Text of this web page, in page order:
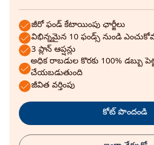
జీరో ఫండ్ కేటాయింపు ఛార్జీలు
విభిన్నమైన 10 ఫండ్స్ నుండి
3 ప్లాన్ ఆప్షన్లు
అధిక రాబడుల కొరకు 100% డబ్బు
చేయబడుతుంది
జీవిత వర్తింపు
కోట్ పొందండి